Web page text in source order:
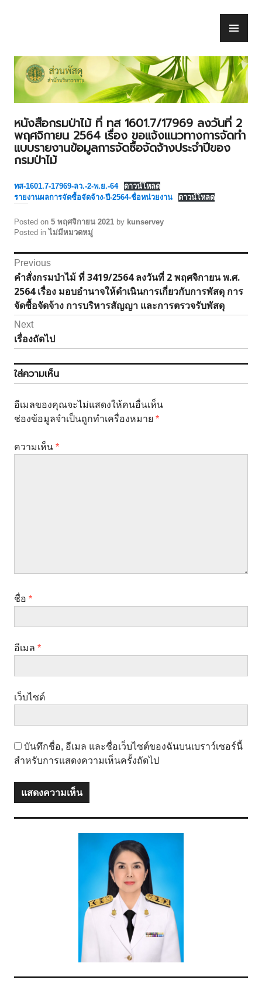
หนังสือกรมป่าไม้ ที่ ทส 1601.7/17969 ลงวันที่ 2
พฤศจิกายน 2564 เรื่อง ขอแจ้งแนวทางการจัดทำ
แบบรายงานข้อมูลการจัดซื้อจัดจ้างประจำปีของ
กรมป่าไม้
ทส-1601.7-17969-ลว.-2-พ.ย.-64
ดาวน์โหลด
รายงานผลการจัดซื้อจัดจ้าง-ปี-2564-ชื่อหน่วยงาน
ดาวน์โหลด
Posted on 5 พฤศจิกายน 2021 by kunservey
Posted in ไม่มีหมวดหมู่
แนะแนว
เรื่อง
Previous
Previous
post:
คำสั่งกรมป่าไม้ ที่ 3419/2564 ลงวันที่ 2 พฤศจิกายน พ.ศ.
2564 เรื่อง มอบอำนาจให้ดำเนินการเกี่ยวกับการพัสดุ การ
จัดซื้อจัดจ้าง การบริหารสัญญา และการตรวจรับพัสดุ
Next
Next
เรื่องถัดไป
ใส่ความเห็น
อีเมลของคุณจะไม่แสดงให้คนอื่นเห็น
ช่องข้อมูลจำเป็นถูกทำเครื่องหมาย *
ความเห็น *
ชื่อ *
อีเมล *
เว็บไซต์
บันทึกชื่อ, อีเมล และชื่อเว็บไซต์ของฉันบนเบราว์เซอร์นี้
สำหรับการแสดงความเห็นครั้งถัดไป